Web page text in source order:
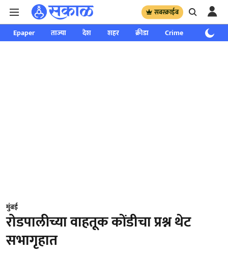
सबस्क्राईब
Epaper ताज्या देश शहर क्रीडा Crime साप्ताहिक
मुंबई
रोडपालीच्या वाहतूक कोंडीचा प्रश्न थेट
सभागृहात